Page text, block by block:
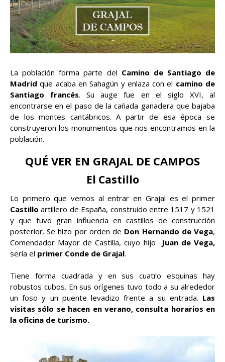
La población forma parte del Camino de Santiago de
Madridque acaba en Sahagún y enlaza con el camino de
Santiago francés. Su auge fue en el siglo XVI, al
encontrarse en el paso de la cañada ganadera que bajaba
de los montes cantábricos. A partir de esa época se
construyeron los monumentos que nos encontramos en la
población.
QUÉ VER EN GRAJAL DE CAMPOS
El Castillo
Lo primero que vemos al entrar en Grajal es el primer
Castillo artillero de España, construido entre 1517 y 1521
y que tuvo gran influencia en castillos de construcción
posterior. Se hizo por orden de Don Hernando de Vega,
Comendador Mayor de Castilla, cuyo hijo
Juan de Vega,
sería el primer Conde de Grajal.
Tiene forma cuadrada y en sus cuatro esquinas hay
robustos cubos. En sus orígenes tuvo todo a su alrededor
un foso y un puente levadizo frente a su entrada. Las
visitas sólo se hacen en verano, consulta horarios en
la oficina de turismo.